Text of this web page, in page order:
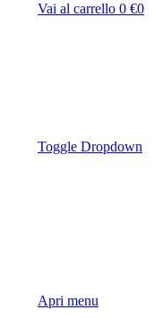
Vai al carrello 0 €0
Toggle Dropdown
Apri menu